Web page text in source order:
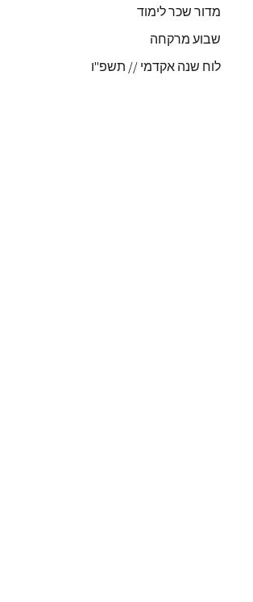
מדור שכר לימוד
שבוע מרקחה
לוח שנה אקדמי // תשפ"ו